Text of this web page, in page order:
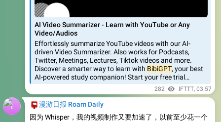
AI Video Summarizer - Learn with YouTube or Any
Video/Audios
Effortlessly summarize YouTube videos with our AI-
driven Video Summarizer. Also works for Podcasts,
Twitter, Meetings, Lectures, Tiktok videos and more.
Discover a smarter way to learn with BibiGPT, your best
AI-powered study companion! Start your free trial…
282 IFTTT, 03:57
漫游日报 Roam Daily
因为 Whisper，我的视频制作又要加速了，以前至少花一个